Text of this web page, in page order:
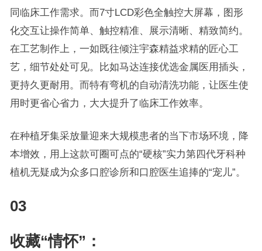
同临床工作需求。而7寸LCD彩色全触控大屏幕，图形
化交互让操作简单、触控精准、展示清晰、精致简约。
在工艺制作上，一如既往倾注宇森精益求精的匠心工
艺，细节处处可见。比如马达连接优选金属医用插头，
更持久更耐用。而特有弯机的自动清洗功能，让医生使
用时更省心省力，大大提升了临床工作效率。
在种植牙集采放量迎来大规模患者的当下市场环境，降
本增效，用上这款可圈可点的“硬核”实力第四代牙科种
植机无疑成为众多口腔诊所和口腔医生追捧的“宠儿”。
03
收藏“情怀”：